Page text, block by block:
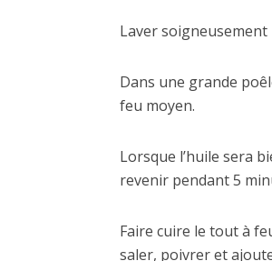
Laver
Dans une grande
feu moyen.
Lorsque l’huile sera
revenir pendant 5
Faire cuire le tout à
saler, poivrer et